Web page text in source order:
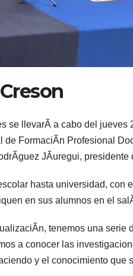
se llevarÃ a cabo del jueves
FormaciÃn Profesional
JÃuregui, presidente
hasta universidad, con
en sus alumnos en el
tenemos una serie
a conocer las
y el conocimiento que